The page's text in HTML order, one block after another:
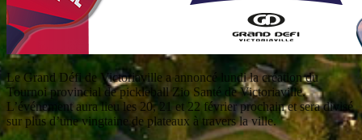
Le Grand Défi de Victoriaville a annoncé lundi la création du
Tournoi provincial de pickleball Zio Santé de Victoriaville.
L’événement aura lieu les 20, 21 et 22 février prochain et sera divisé
sur plus d’une vingtaine de plateaux à travers la ville.